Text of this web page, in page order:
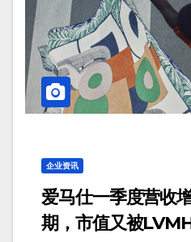
企业资讯
爱马仕一季度营收
期，市值又被